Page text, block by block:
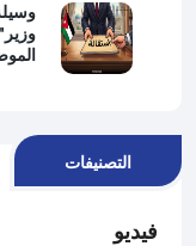
التصنيفات
فيديو